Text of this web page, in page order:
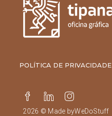
POLÍTICA DE PRIVACIDADE
2026 © Made byWeDoStuff